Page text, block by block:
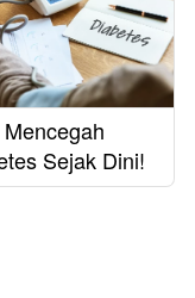
Sejak Dini!